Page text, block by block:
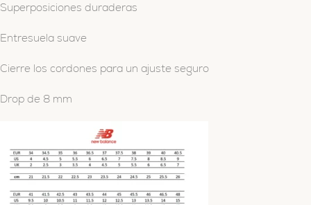
Superposiciones duraderas
Entresuela suave
Cierre los cordones para un ajuste seguro
Drop de 8 mm